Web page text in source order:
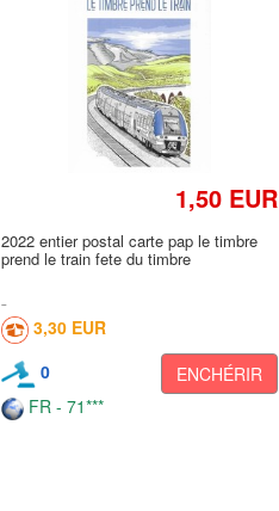
1,50 EUR
2022 entier postal carte pap le timbre
prend le train fete du timbre
3,30 EUR
0
ENCHÉRIR
FR - 71***